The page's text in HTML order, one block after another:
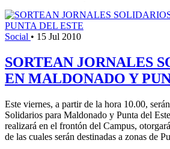
Social • 15 Jul 2010
SORTEAN JORNALES
EN MALDONADO Y
Este viernes, a partir de la hora 10.00,
Solidarios para Maldonado y Punta del
realizará en el frontón del Campus,
de las cuales serán destinadas a zonas de